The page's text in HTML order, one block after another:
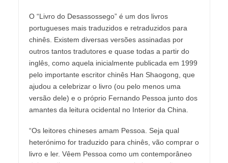
O “Livro do Desassossego” é um dos livros
portugueses mais traduzidos e retraduzidos para
chinês. Existem diversas versões assinadas por
outros tantos tradutores e quase todas a partir do
inglês, como aquela inicialmente publicada em 1999
pelo importante escritor chinês Han Shaogong, que
ajudou a celebrizar o livro (ou pelo menos uma
versão dele) e o próprio Fernando Pessoa junto dos
amantes da leitura ocidental no Interior da China.
“Os leitores chineses amam Pessoa. Seja qual
heterónimo for traduzido para chinês, vão comprar o
livro e ler. Vêem Pessoa como um contemporâneo